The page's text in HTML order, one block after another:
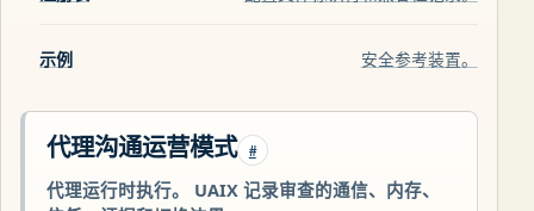
示例 安全参考装置。
代理沟通运营模式 #
代理运行时执行。 UAIX 记录审查的通信、内存、